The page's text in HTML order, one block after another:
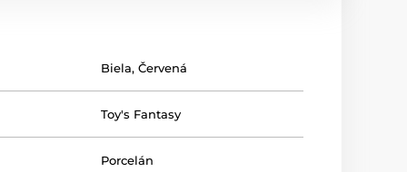
Biela,Červená
Toy's Fantasy
Porcelán